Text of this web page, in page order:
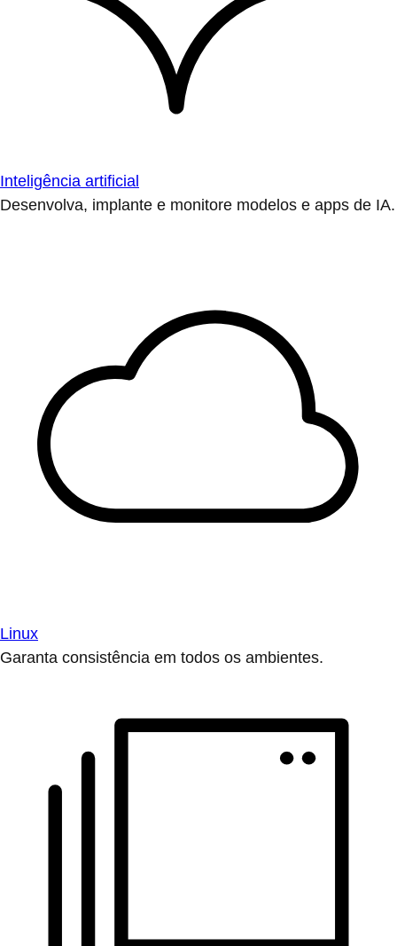
Inteligência artificial
Desenvolva, implante e monitore modelos e apps de IA.
Linux
Garanta consistência em todos os ambientes.